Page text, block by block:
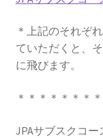
＊上記のそれぞ
ていただくと、
に飛びます。
＊＊＊＊＊＊＊
JPAサブスクコ